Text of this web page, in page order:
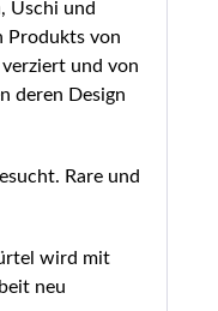
Uschi und
Produkts von
und von
deren Design
Rare und
wird mit
neu